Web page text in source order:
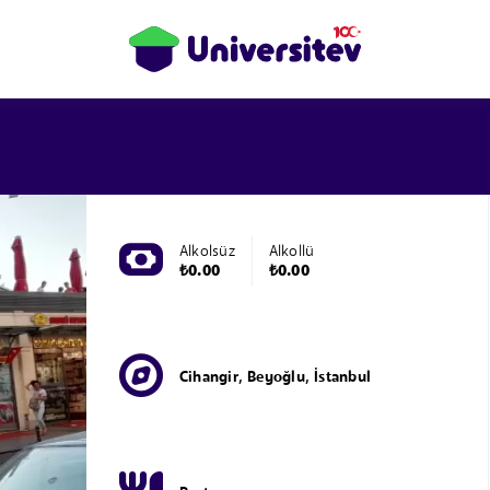
Alkolsüz
₺0.00
Alkollü
₺0.00
Cihangir, Beyoğlu, İstanbul